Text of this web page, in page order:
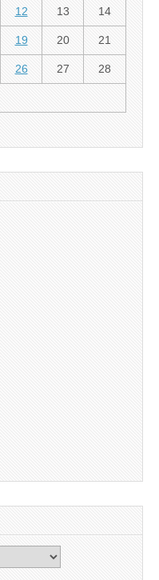
12 13 14
19 20 21
26 27 28